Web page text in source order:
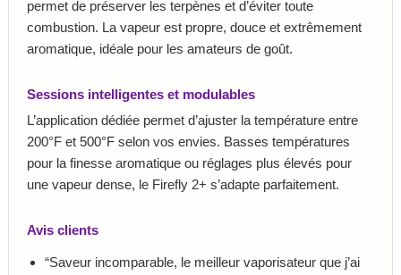
permet de préserver les terpènes et d’éviter toute
combustion. La vapeur est propre, douce et extrêmement
aromatique, idéale pour les amateurs de goût.
Sessions intelligentes et modulables
L’application dédiée permet d’ajuster la température entre
200°F et 500°F selon vos envies. Basses températures
pour la finesse aromatique ou réglages plus élevés pour
une vapeur dense, le Firefly 2+ s’adapte parfaitement.
Avis clients
“Saveur incomparable, le meilleur vaporisateur que j’ai